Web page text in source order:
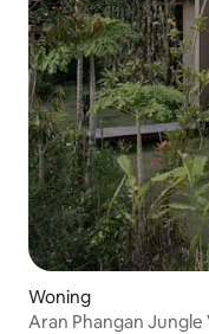
Woning
Aran Phangan